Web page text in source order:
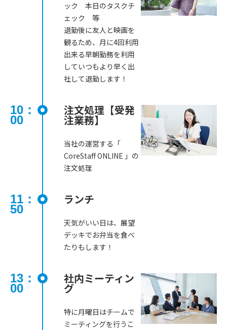
ック 本日のタスクチ
ェック 等
退勤後に友人と映画を
観るため、月に4回利用
出来る早朝勤務を利用
していつもより早く出
社して退勤します！
10：
00
注文処理【受発
注業務】
当社の運営する「
CoreStaff ONLINE 」の
注文処理
11：
50
ランチ
天気がいい日は、展望
デッキでお弁当を食べ
たりもします！
13：
00
社内ミーティン
グ
特に月曜日はチームで
ミーティングを行うこ